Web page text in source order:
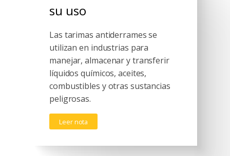
su uso
Las tarimas antiderrames se
utilizan en industrias para
manejar, almacenar y transferir
líquidos químicos, aceites,
combustibles y otras sustancias
peligrosas.
Leer nota